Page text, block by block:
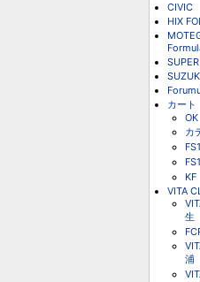
CIVIC
HIX
カート
OK
カ
KF
VITA
生
浦